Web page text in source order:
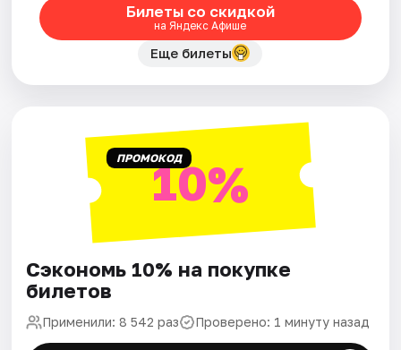
Билеты со скидкой
на Яндекс Афише
Еще билеты
ПРОМОКОД10%
Сэкономь 10% на покупке
билетов
Применили: 8 542 раз Проверено: 1 минуту назад